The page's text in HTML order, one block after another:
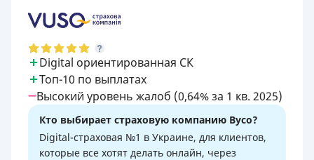
Digital ориентированная СК
Топ-10 по выплатах
Высокий уровень жалоб (0,64% за 1 кв. 2025)
Кто выбирает страховую компанию Вусо?
Digital-страховая №1 в Украине, для клиентов,
которые все хотят делать онлайн, через